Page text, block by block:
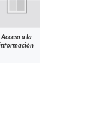
Acceso a la